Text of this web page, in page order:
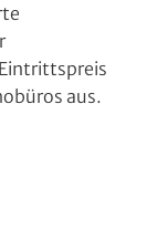
aus.